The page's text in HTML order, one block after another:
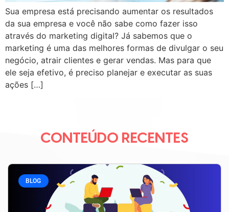
Sua empresa está precisando aumentar os resultados
da sua empresa e você não sabe como fazer isso
através do marketing digital? Já sabemos que o
marketing é uma das melhores formas de divulgar o seu
negócio, atrair clientes e gerar vendas. Mas para que
ele seja efetivo, é preciso planejar e executar as suas
ações […]
CONTEÚDO RECENTES
BLOG